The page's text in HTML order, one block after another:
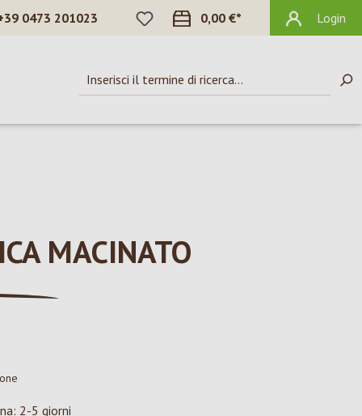
0473 201023
HAI 0 ARTICOLI NELLA LISTA DEI
0,00 €* Login
MACINATO
2-5 giorni